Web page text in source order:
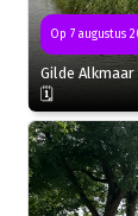
Op 7 augustus
Gilde
🗓